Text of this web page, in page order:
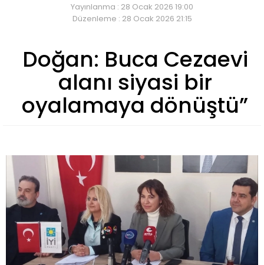
Yayınlanma : 28 Ocak 2026 19:00
Düzenleme : 28 Ocak 2026 21:15
Doğan: Buca Cezaevi
alanı siyasi bir
oyalamaya dönüştü”